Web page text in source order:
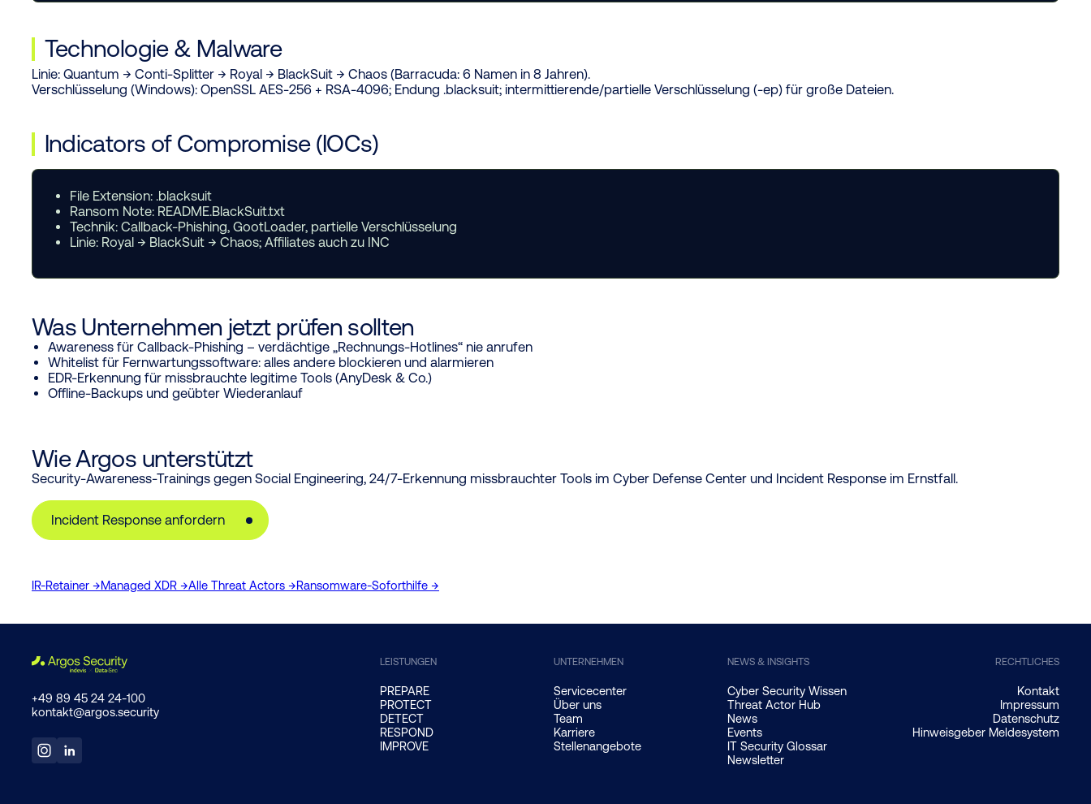
Technologie & Malware
Linie: Quantum → Conti-Splitter → Royal → BlackSuit → Chaos (Barracuda: 6 Namen in 8 Jahren).
Verschlüsselung (Windows): OpenSSL AES-256 + RSA-4096; Endung .blacksuit; intermittierende/partielle Verschlüsselung (-ep) für große Dateien.
Indicators of Compromise (IOCs)
File Extension: .blacksuit
Ransom Note: README.BlackSuit.txt
Technik: Callback-Phishing, GootLoader, partielle Verschlüsselung
Linie: Royal → BlackSuit → Chaos; Affiliates auch zu INC
Was Unternehmen jetzt prüfen sollten
Awareness für Callback-Phishing – verdächtige „Rechnungs-Hotlines“ nie anrufen
Whitelist für Fernwartungssoftware: alles andere blockieren und alarmieren
EDR-Erkennung für missbrauchte legitime Tools (AnyDesk & Co.)
Offline-Backups und geübter Wiederanlauf
Wie Argos unterstützt
Security-Awareness-Trainings gegen Social Engineering, 24/7-Erkennung missbrauchter Tools im Cyber Defense Center und Incident Response im Ernstfall.
Incident Response anfordern
IR-Retainer →Managed XDR →Alle Threat Actors →Ransomware-Soforthilfe →
+49 89 45 24 24-100
kontakt@argos.security
LEISTUNGEN
PREPARE
PROTECT
DETECT
RESPOND
IMPROVE
UNTERNEHMEN
Servicecenter
Über uns
Team
Karriere
Stellenangebote
NEWS & INSIGHTS
Cyber Security Wissen
Threat Actor Hub
News
Events
IT Security Glossar
Newsletter
RECHTLICHES
Kontakt
Impressum
Datenschutz
Hinweisgeber Meldesystem